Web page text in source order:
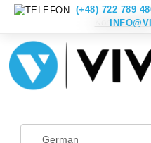
Konto
(+48) 722 789